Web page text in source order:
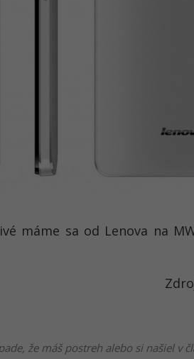
máme sa od Lenova na
že máš postreh alebo si našiel v